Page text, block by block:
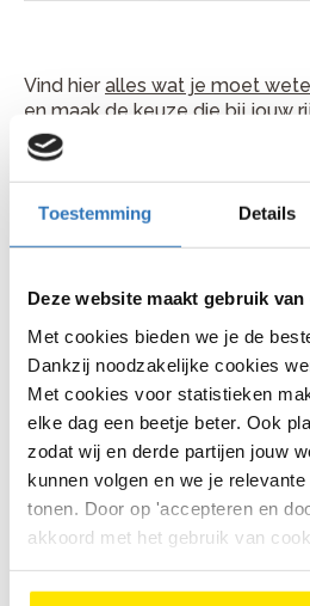
Toestemming Details
Deze website maakt gebruik van
Met cookies bieden we je de
Dankzij noodzakelijke cookies
Met cookies voor statistieken
elke dag een beetje beter. Ook
zodat wij en derde partijen jouw
kunnen volgen en we je
tonen. Door op 'accepteren en
akkoord met het gebruik van
Vind hieralles wat je moet
en maak de keuze die bij jouw
Accu positie
De plek van je accu bepaalt
Een accu op het frame
met goede
Een accu geïntegreerd
cleanst en maakt vaak
accucapaciteit mogelijk.
Versnellingen: wat
De versnelling van je e-bike
schakelt en hoeveel
meeste dagelijkse ritten in